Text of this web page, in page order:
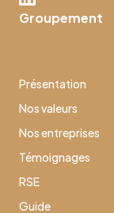
Groupement
Présentation
Nos valeurs
Nos entreprises
Témoignages
RSE
Guide